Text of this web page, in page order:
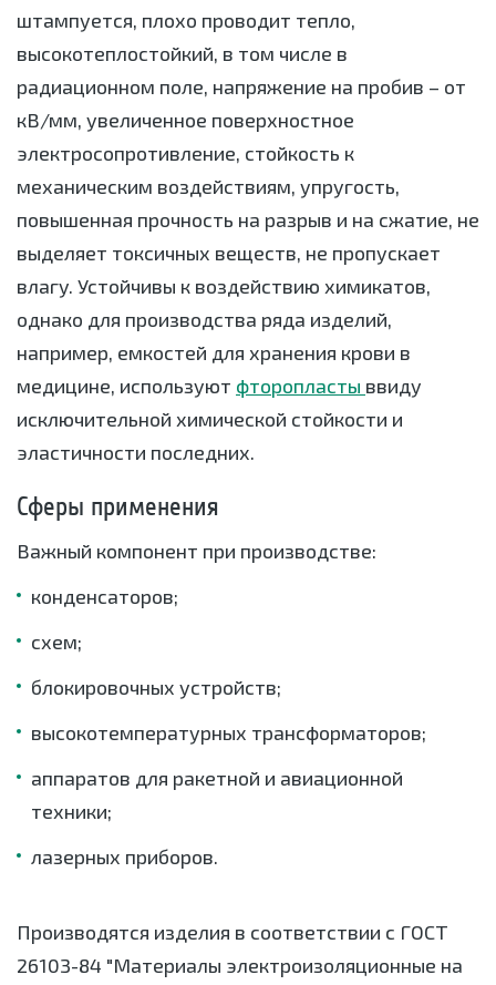
штампуется, плохо проводит тепло,
высокотеплостойкий, в том числе в
радиационном поле, напряжение на пробив – от
кВ/мм, увеличенное поверхностное
электросопротивление, стойкость к
механическим воздействиям, упругость,
повышенная прочность на разрыв и на сжатие, не
выделяет токсичных веществ, не пропускает
влагу. Устойчивы к воздействию химикатов,
однако для производства ряда изделий,
например, емкостей для хранения крови в
медицине, используют фторопласты ввиду
исключительной химической стойкости и
эластичности последних.
Сферы применения
Важный компонент при производстве:
конденсаторов;
схем;
блокировочных устройств;
высокотемпературных трансформаторов;
аппаратов для ракетной и авиационной
техники;
лазерных приборов.
Производятся изделия в соответствии с ГОСТ
26103-84 "Материалы электроизоляционные на